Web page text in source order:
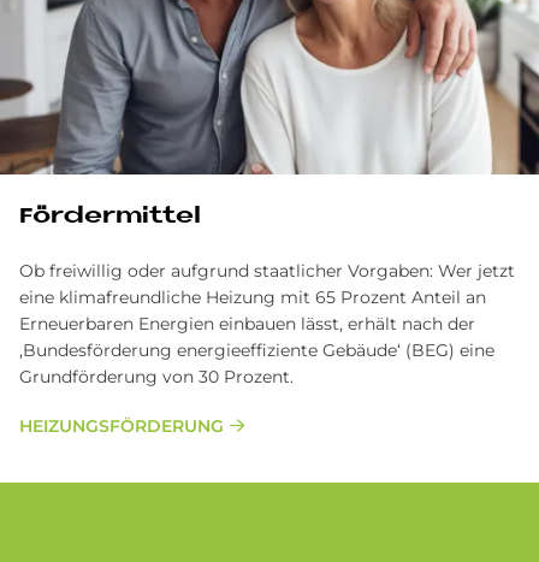
För­der­mit­tel
Ob freiwillig oder aufgrund staatlicher Vorgaben: Wer jetzt
eine klimafreundliche Heizung mit 65 Prozent Anteil an
Erneuerbaren Energien einbauen lässt, erhält nach der
‚Bundesförderung energieeffiziente Gebäude‘ (BEG) eine
Grundförderung von 30 Prozent.
HEIZUNGSFÖRDERUNG